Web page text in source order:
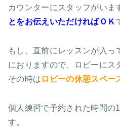
カウンターにスタッフがいま
とをお伝えいただければＯＫ
もし、直前にレッスンが入っ
におりますので、ロビーにス
その時は ロビーの休憩スペー
個人練習で予約された時間の
す。